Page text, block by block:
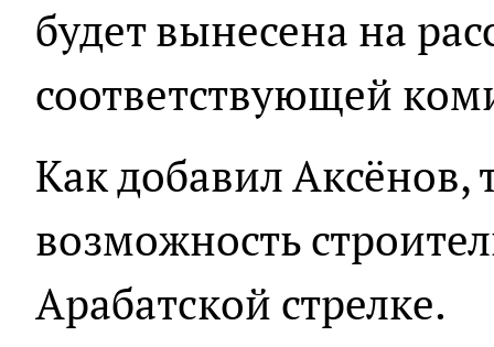
будет вынесена на
соответствующей
Как добавил Аксёнов,
возможность
Арабатской стрелке.